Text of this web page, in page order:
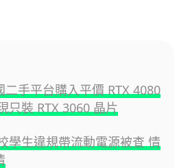
二手平台購入平價 RTX 4080
只裝 RTX 3060 晶片
學生違規帶流動電源被查 情